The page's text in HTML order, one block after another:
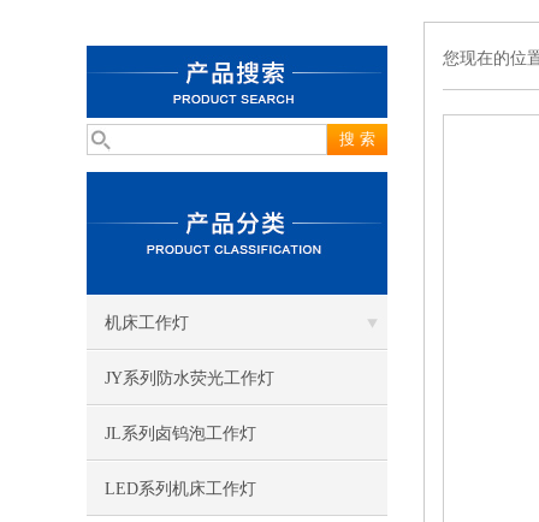
机床工作灯
JY系列防水荧光工作灯
JL系列卤钨泡工作灯
LED系列机床工作灯
您现在的位